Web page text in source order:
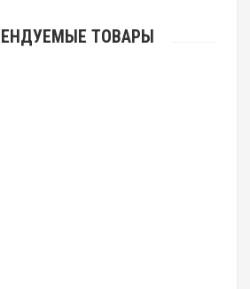
ТОВАРЫ